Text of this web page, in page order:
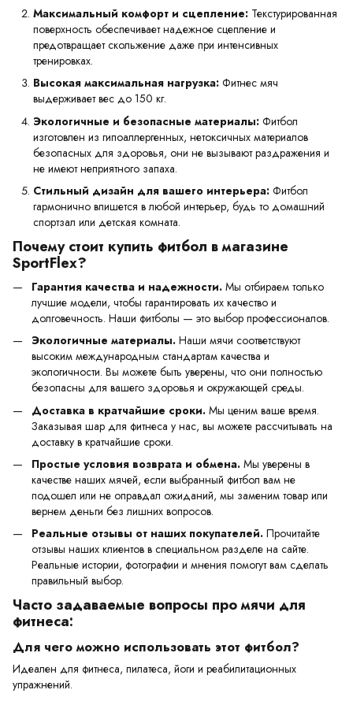
Максимальный комфорт и сцепление: Текстурированная
поверхность обеспечивает надежное сцепление и
предотвращает скольжение даже при интенсивных
тренировках.
Высокая максимальная нагрузка: Фитнес мяч
выдерживает вес до 150 кг.
Экологичные и безопасные материалы: Фитбол
изготовлен из гипоаллергенных, нетоксичных материалов
безопасных для здоровья, они не вызывают раздражения и
не имеют неприятного запаха.
Стильный дизайн для вашего интерьера: Фитбол
гармонично впишется в любой интерьер, будь то домашний
спортзал или детская комната.
Почему стоит купить фитбол в магазине
SportFlex?
Гарантия качества и надежности. Мы отбираем только
лучшие модели, чтобы гарантировать их качество и
долговечность. Наши фитболы — это выбор профессионалов.
Экологичные материалы. Наши мячи соответствуют
высоким международным стандартам качества и
экологичности. Вы можете быть уверены, что они полностью
безопасны для вашего здоровья и окружающей среды.
Доставка в кратчайшие сроки. Мы ценим ваше время.
Заказывая шар для фитнеса у нас, вы можете рассчитывать на
доставку в кратчайшие сроки.
Простые условия возврата и обмена. Мы уверены в
качестве наших мячей, если выбранный фитбол вам не
подошел или не оправдал ожиданий, мы заменим товар или
вернем деньги без лишних вопросов.
Реальные отзывы от наших покупателей. Прочитайте
отзывы наших клиентов в специальном разделе на сайте.
Реальные истории, фотографии и мнения помогут вам сделать
правильный выбор.
Часто задаваемые вопросы про мячи для
фитнеса:
Для чего можно использовать этот фитбол?
Идеален для фитнеса, пилатеса, йоги и реабилитационных
упражнений.